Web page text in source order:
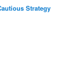
Strategy